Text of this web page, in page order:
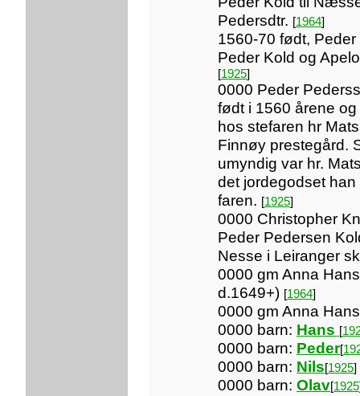
Pedersdtr. [1964]
1560-70 født,
Peder Kold og
[1925]
0000 Peder
født i 1560 årene
hos stefaren hr
Finnøy prestegård.
umyndig var hr.
det jordegodset
faren. [1925]
0000 Christopher
Peder Pedersen
Nesse i Leiranger
0000 gm Anna
d.1649+) [1964]
0000 gm Anna
0000 barn: Hans [
0000 barn: Peder[
0000 barn: Nils[1925]
0000 barn: Olav[1925